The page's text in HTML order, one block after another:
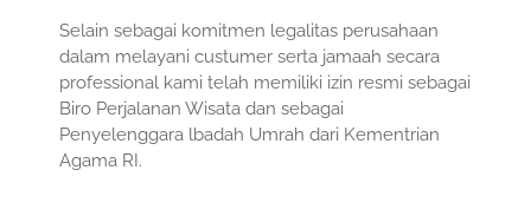
Selain sebagai komitmen legalitas perusahaan
dalam melayani custumer serta jamaah secara
professional kami telah memiliki izin resmi sebagai
Biro Perjalanan Wisata dan sebagai
Penyelenggara lbadah Umrah dari Kementrian
Agama RI.